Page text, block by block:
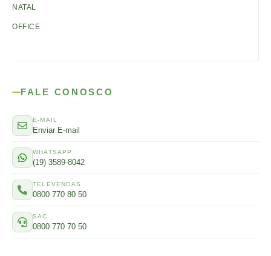
NATAL
OFFICE
FALE CONOSCO
E-MAIL
Enviar E-mail
WHATSAPP
(19) 3589-8042
TELEVENDAS
0800 770 80 50
SAC
0800 770 70 50